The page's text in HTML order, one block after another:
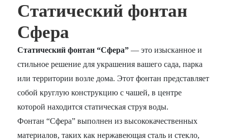
Статический фонтан
Сфера
Статический фонтан “Сфера” — это изысканное и
стильное решение для украшения вашего сада, парка
или территории возле дома. Этот фонтан представляет
собой круглую конструкцию с чашей, в центре
которой находится статическая струя воды.
Фонтан “Сфера” выполнен из высококачественных
материалов, таких как нержавеющая сталь и стекло,